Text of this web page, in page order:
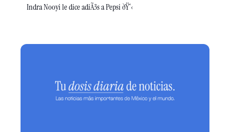
Indra Nooyi le dice adiÃ3s a Pepsi ðŸ‘‹